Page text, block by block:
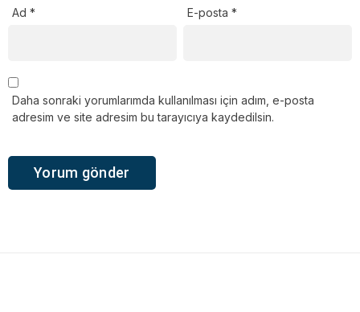
Ad * E-posta*
Daha sonraki yorumlarımda kullanılması için adım, e-posta
adresim ve site adresim bu tarayıcıya kaydedilsin.